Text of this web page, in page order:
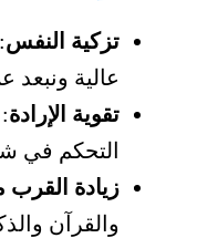
تزكية النفس
عالية
تقوية الإرادة
التحكم في
زيادة القرب
والقرآن